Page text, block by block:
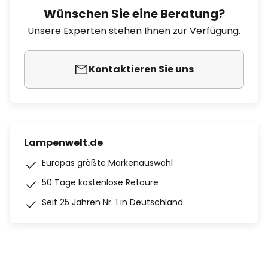
Wünschen Sie eine Beratung?
Unsere Experten stehen Ihnen zur Verfügung.
Kontaktieren Sie uns
Lampenwelt.de
Europas größte Markenauswahl
50 Tage kostenlose Retoure
Seit 25 Jahren Nr. 1 in Deutschland